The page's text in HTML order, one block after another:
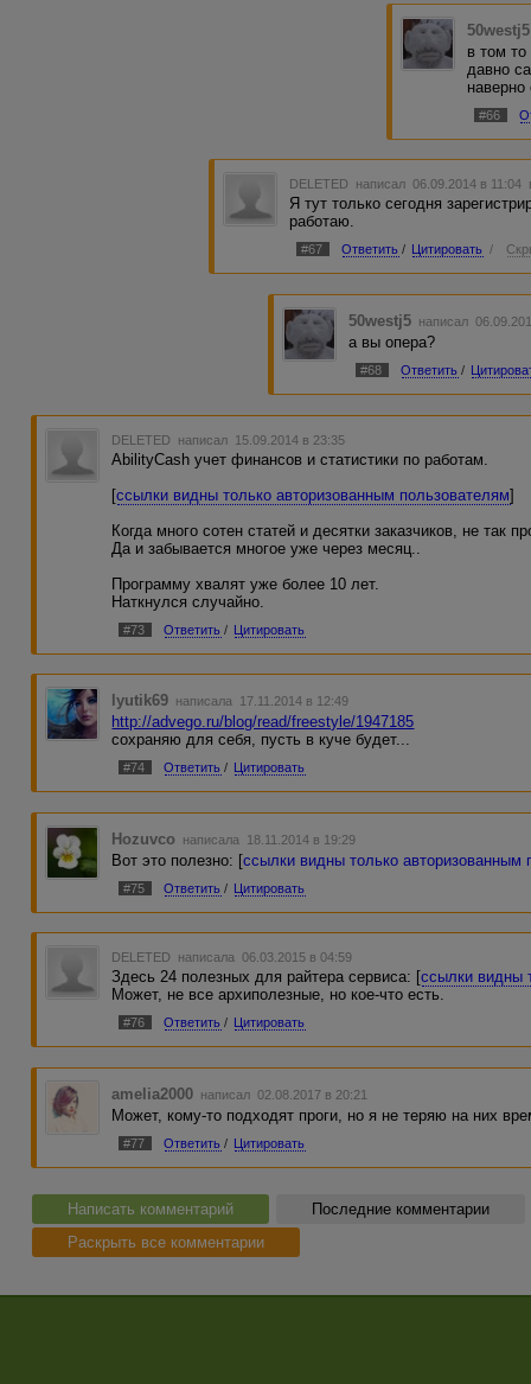
50westj5
в том
давно
наверно
#66
DELETED написал 06.09.2014 в 11:04
Я тут только сегодня
работаю.
#67 Ответить / Цитировать /
50westj5 написал
а вы опера?
#68 Ответить /
DELETED написал 15.09.2014 в 23:35
AbilityCash учет финансов и статистики по работам.
[ссылки видны только авторизованным пользователям]
Когда много сотен статей и десятки заказчиков, не так
Да и забывается многое уже через месяц..
Программу хвалят уже более 10 лет.
Наткнулся случайно.
#73 Ответить / Цитировать
lyutik69 написала 17.11.2014 в 12:49
http://advego.ru/blog/read/freestyle/1947185
сохраняю для себя, пусть в куче будет...
#74 Ответить / Цитировать
Hozuvco написала 18.11.2014 в 19:29
Вот это полезно: [ссылки видны только авторизованным
#75 Ответить / Цитировать
DELETED написала 06.03.2015 в 04:59
Здесь 24 полезных для райтера сервиса: [ссылки видны
Может, не все архиполезные, но кое-что есть.
#76 Ответить / Цитировать
amelia2000 написал 02.08.2017 в 20:21
Может, кому-то подходят проги, но я не теряю на них
#77 Ответить / Цитировать
Написать комментарий
Последние комментарии
Раскрыть все комментарии